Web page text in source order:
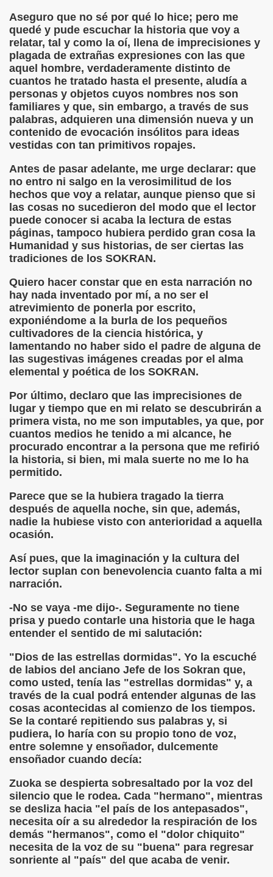
Aseguro que no sé por qué lo hice; pero me
quedé y pude escuchar la historia que voy a
relatar, tal y como la oí, llena de imprecisiones y
plagada de extrañas expresiones con las que
aquel hombre, verdaderamente distinto de
cuantos he tratado hasta el presente, aludía a
personas y objetos cuyos nombres nos son
familiares y que, sin embargo, a través de sus
palabras, adquieren una dimensión nueva y un
contenido de evocación insólitos para ideas
vestidas con tan primitivos ropajes.
Antes de pasar adelante, me urge declarar: que
no entro ni salgo en la verosimilitud de los
hechos que voy a relatar, aunque pienso que si
las cosas no sucedieron del modo que el lector
puede conocer si acaba la lectura de estas
páginas, tampoco hubiera perdido gran cosa la
Humanidad y sus historias, de ser ciertas las
tradiciones de los SOKRAN.
Quiero hacer constar que en esta narración no
hay nada inventado por mí, a no ser el
atrevimiento de ponerla por escrito,
exponiéndome a la burla de los pequeños
cultivadores de la ciencia histórica, y
lamentando no haber sido el padre de alguna de
las sugestivas imágenes creadas por el alma
elemental y poética de los SOKRAN.
Por último, declaro que las imprecisiones de
lugar y tiempo que en mi relato se descubrirán a
primera vista, no me son imputables, ya que, por
cuantos medios he tenido a mi alcance, he
procurado encontrar a la persona que me refirió
la historia, si bien, mi mala suerte no me lo ha
permitido.
Parece que se la hubiera tragado la tierra
después de aquella noche, sin que, además,
nadie la hubiese visto con anterioridad a aquella
ocasión.
Así pues, que la imaginación y la cultura del
lector suplan con benevolencia cuanto falta a mi
narración.
-No se vaya -me dijo-. Seguramente no tiene
prisa y puedo contarle una historia que le haga
entender el sentido de mi salutación:
"Dios de las estrellas dormidas". Yo la escuché
de labios del anciano Jefe de los Sokran que,
como usted, tenía las "estrellas dormidas" y, a
través de la cual podrá entender algunas de las
cosas acontecidas al comienzo de los tiempos.
Se la contaré repitiendo sus palabras y, si
pudiera, lo haría con su propio tono de voz,
entre solemne y ensoñador, dulcemente
ensoñador cuando decía:
Zuoka se despierta sobresaltado por la voz del
silencio que le rodea. Cada "hermano", mientras
se desliza hacia "el país de los antepasados",
necesita oír a su alrededor la respiración de los
demás "hermanos", como el "dolor chiquito"
necesita de la voz de su "buena" para regresar
sonriente al "país" del que acaba de venir.
Elissalde)
1ª Escuela de Ciegos Que Hubo en España (Jesús
06-09 (Pedro Zurita)
(Francisco Javier Bernal García)
(Roberto Enjuto)
Fundamento Y Sentimientos (Samuel Rodríguez
(Rogelio Muñoz Martínez)
la Luz (Alberto Gil)
(Francesc Miñana)
Suárez Santana)
latino (Pedro Zurita)
Zurita, Ex Secretario Unión Mundial de Ciegos (Pedro
Ex Secretari Unió Mundial de Cecs, català (Pedro
del Monumento a Luis Braille, 1980 (editora
Baquero, Conferencia (David López)
de Escritura Táctil para Lectores con Ceguera o
de Hombres Ilustres de París (César Puente)
150è Aniversari mort de Louis Braille (CPB de l'ONCE a
Maestro (F. Javier Bernal García)
Vicente (F. Javier Bernal)
Paz)
Figueroa)
(Puri Águila)
las Oposiciones (Elena Rodrigo)
(Luis Eduardo Martínez)
Mi Vida (Teresa Bornez Abascal)
Pérez)
Ayudar a Personas con Discapacidad Visual